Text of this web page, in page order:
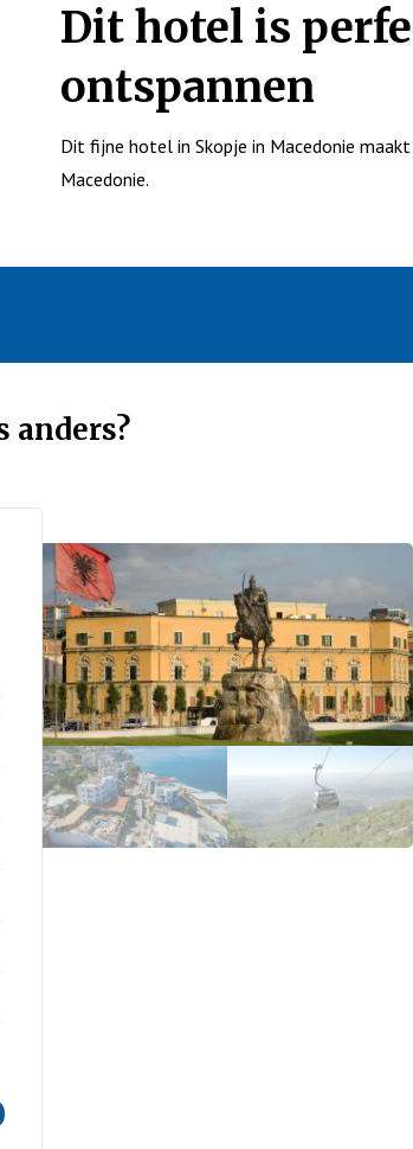
Dit hotel is
ontspannen
Dit fijne hotel in Skopje in Macedonie
Macedonie.
anders?